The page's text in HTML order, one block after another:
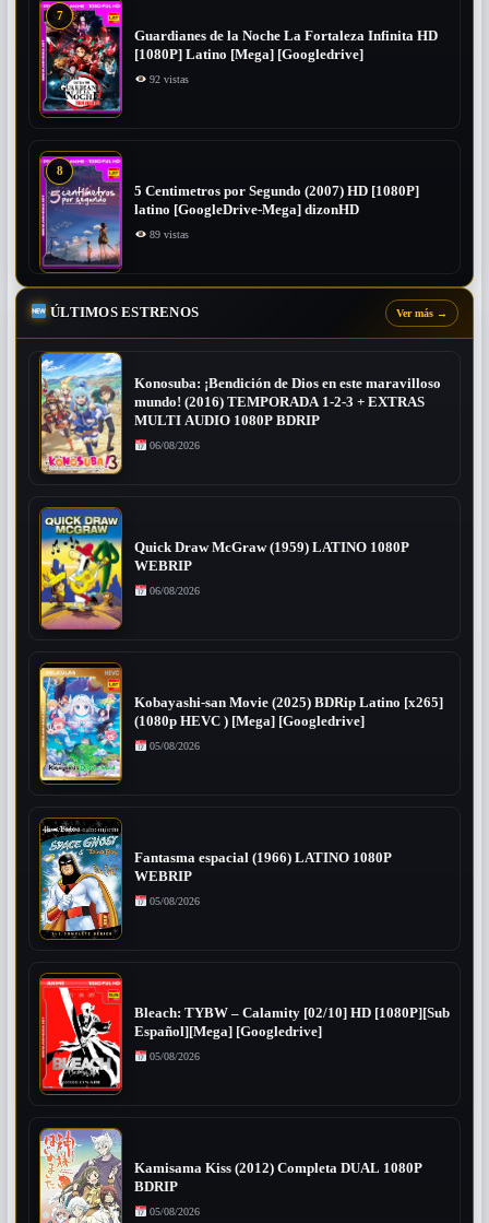
7
Guardianes de la Noche La Fortaleza Infinita HD
[1080P] Latino [Mega] [Googledrive]
92 vistas
8
5 Centimetros por Segundo (2007) ​HD [1080P]
latino [GoogleDrive-Mega] dizonHD
89 vistas
ÚLTIMOS ESTRENOS Ver más →
Konosuba: ¡Bendición de Dios en este maravilloso
mundo! (2016) TEMPORADA 1-2-3 + EXTRAS
MULTI AUDIO 1080P BDRIP
06/08/2026
Quick Draw McGraw (1959) LATINO 1080P
WEBRIP
06/08/2026
Kobayashi-san Movie (2025) BDRip Latino [x265]
(1080p HEVC ) [Mega] [Googledrive]
05/08/2026
Fantasma espacial (1966) LATINO 1080P
WEBRIP
05/08/2026
Bleach: TYBW – Calamity [02/10] HD [1080P][Sub
Español][Mega] [Googledrive]
05/08/2026
Kamisama Kiss (2012) Completa DUAL 1080P
BDRIP
05/08/2026